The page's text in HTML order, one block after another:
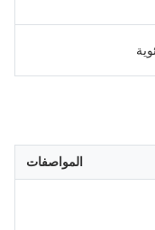
المواصفات